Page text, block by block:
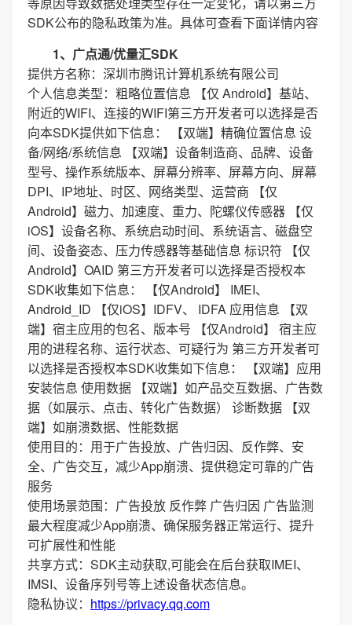
SDK公布的隐私政策为准。具体可查看下面详情内容
1、广点通/优量汇SDK
提供方名称：深圳市腾讯计算机系统有限公司
个人信息类型：粗略位置信息 【仅 Android】基站、
附近的WIFI、连接的WIFI第三方开发者可以选择是否
向本SDK提供如下信息： 【双端】精确位置信息 设
备/网络/系统信息 【双端】设备制造商、品牌、设备
型号、操作系统版本、屏幕分辨率、屏幕方向、屏幕
DPI、IP地址、时区、网络类型、运营商 【仅
Android】磁力、加速度、重力、陀螺仪传感器 【仅
iOS】设备名称、系统启动时间、系统语言、磁盘空
间、设备姿态、压力传感器等基础信息 标识符 【仅
Android】OAID 第三方开发者可以选择是否授权本
SDK收集如下信息： 【仅Android】 IMEI、
Android_ID 【仅iOS】IDFV、 IDFA 应用信息 【双
端】宿主应用的包名、版本号 【仅Android】 宿主应
用的进程名称、运行状态、可疑行为 第三方开发者可
以选择是否授权本SDK收集如下信息： 【双端】应用
安装信息 使用数据 【双端】如产品交互数据、广告数
据（如展示、点击、转化广告数据） 诊断数据 【双
端】如崩溃数据、性能数据
使用目的：用于广告投放、广告归因、反作弊、安
全、广告交互，减少App崩溃、提供稳定可靠的广告
服务
使用场景范围：广告投放 反作弊 广告归因 广告监测
最大程度减少App崩溃、确保服务器正常运行、提升
可扩展性和性能
共享方式：SDK主动获取,可能会在后台获取IMEI、
IMSI、设备序列号等上述设备状态信息。
隐私协议： https://privacy.qq.com